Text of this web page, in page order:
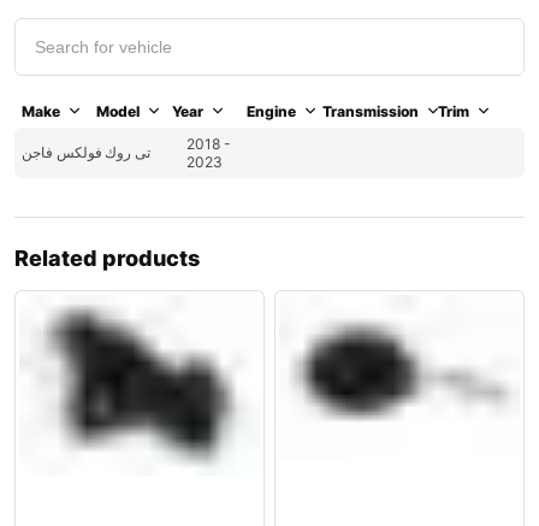
Make Model Year Engine Transmission Trim
فولكس فاجن تى روك
2018 -
2023
Related products